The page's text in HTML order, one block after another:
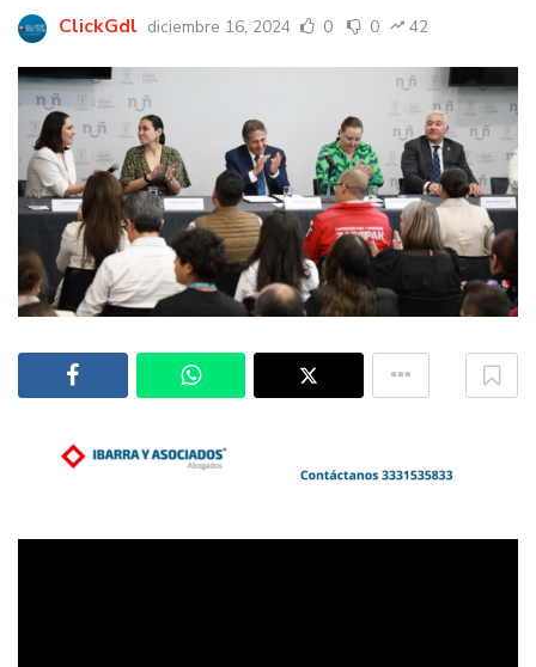
ClickGdl diciembre 16, 2024 0 0 42